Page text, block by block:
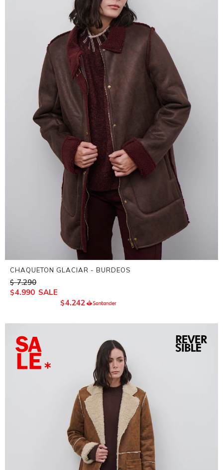
CHAQUETON GLACIAR - BURDEOS
$ 7.290
$4.990
$4.242